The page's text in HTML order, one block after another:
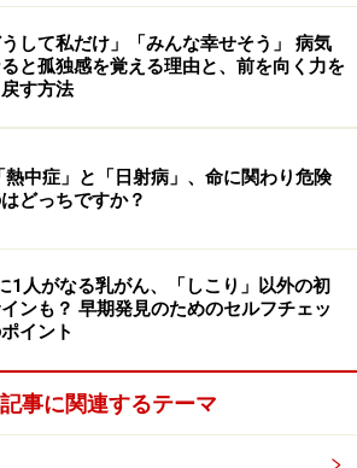
を受け、ウイルス感染をきっかけに
咳、鼻やのどの違和感、倦怠感がい
増えているのかもしれません。
プラズマ感染症、咳喘息そ
どの可能性も
られる原因として、百日咳、マイコ
喘息、細菌感染なども挙げられま
FilmArray®呼吸器パネルなどでさま
できる時代になっています。ヒトメ
ザウイルス、パラインフルエンザウ
うして私だけ」「みんな幸せそう」 病気
と孤独感を覚える理由と、前を向く力を
す方法
熱中症」と「日射病」、命に関わり危険
どっちですか？
1人がなる乳がん、「しこり」以外の初
ンも？ 早期発見のためのセルフチェッ
イント
事に関連するテーマ